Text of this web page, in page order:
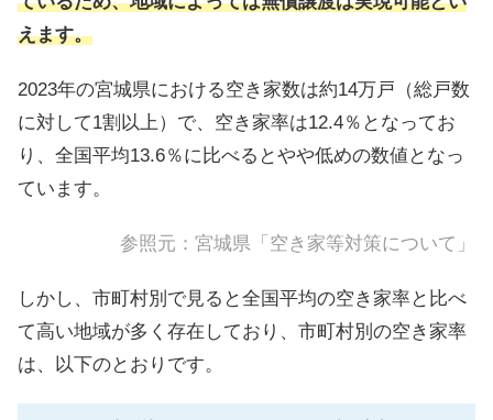
えます。
2023年の宮城県における空き家数は約14万戸（総戸数
に対して1割以上）で、空き家率は12.4％となってお
り、全国平均13.6％に比べるとやや低めの数値となっ
ています。
参照元： 宮城県「空き家等対策について」
しかし、市町村別で見ると全国平均の空き家率と比べ
て高い地域が多く存在しており、市町村別の空き家率
は、以下のとおりです。